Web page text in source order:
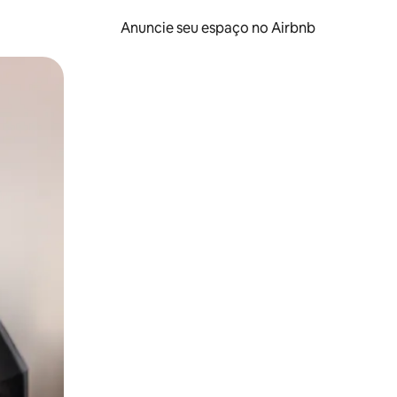
Anuncie seu espaço no Airbnb
o dedo na tela.